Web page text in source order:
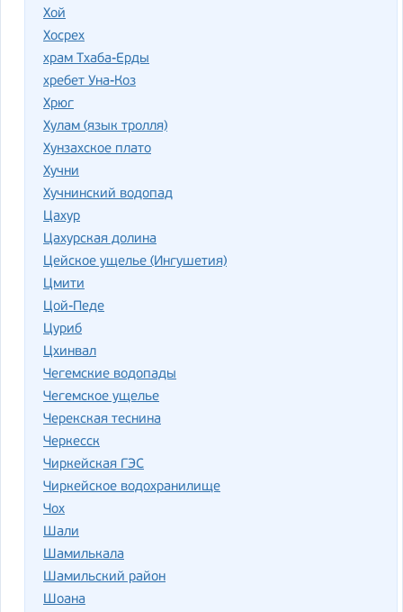
Хой
Хосрех
храм Тхаба-Ерды
хребет Уна-Коз
Хрюг
Хулам (язык тролля)
Хунзахское плато
Хучни
Хучнинский водопад
Цахур
Цахурская долина
Цейское ущелье (Ингушетия)
Цмити
Цой-Педе
Цуриб
Цхинвал
Чегемские водопады
Чегемское ущелье
Черекская теснина
Черкесск
Чиркейская ГЭС
Чиркейское водохранилище
Чох
Шали
Шамилькала
Шамильский район
Шоана